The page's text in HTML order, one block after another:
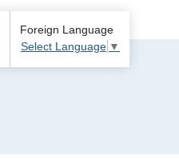
Foreign Language
Select Language ▼